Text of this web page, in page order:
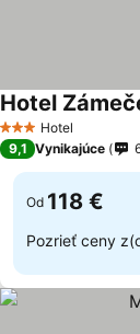
3 Počet hviezdičiek
Hotel
Hotel
9,1 Vynikajúce
Od 118 €
Pozrieť ceny